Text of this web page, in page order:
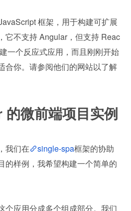
框架，用于构建可扩展
它不支持 Angular，但支持 Reac
一个反应式应用，而且刚刚开始
合你。请参阅他们的网站以了解
微前端项目实例
我们在 single-spa框架的协助
的样例，我希望构建一个简单的
个应用分成多个组成部分。我们